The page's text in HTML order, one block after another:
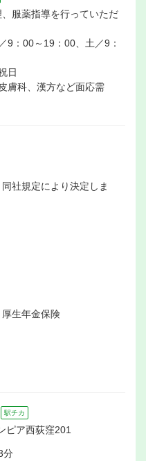
服薬指導を行っていただ
9：00～19：00、土／9：
日
膚科、漢方など面応需
社規定により決定しま
生年金保険
駅チカ
ピア西荻窪201
分